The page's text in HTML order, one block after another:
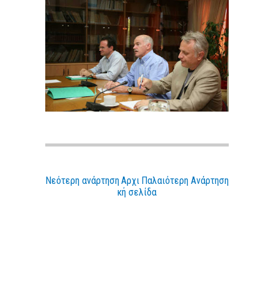
Νεότερη ανάρτηση Παλαιότερη Ανάρτηση
Αρχι
κή σελίδα